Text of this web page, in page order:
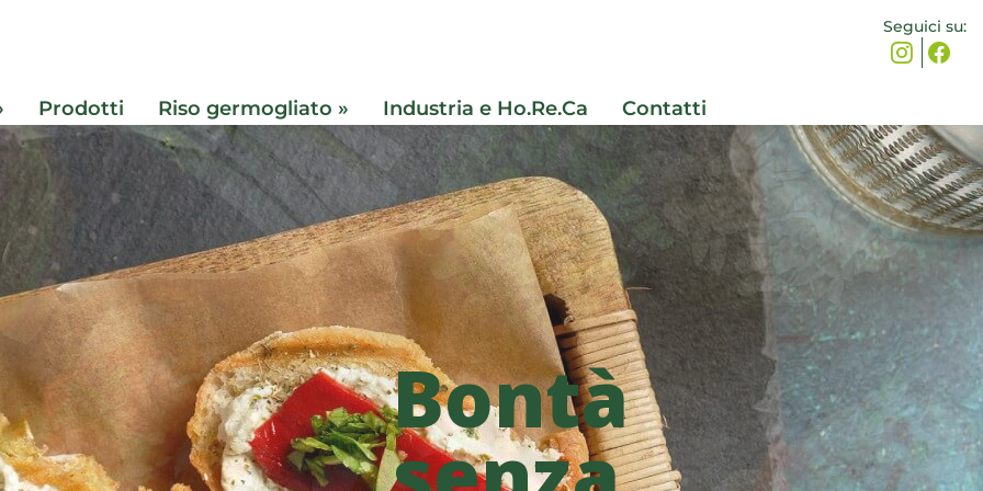
Prodotti Riso germogliato » Industria e Ho.Re.Ca Contatti
Seguici su:
Bontà